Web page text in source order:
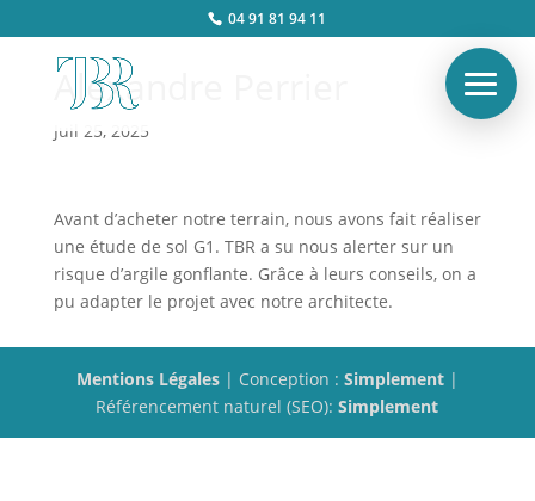
04 91 81 94 11
Alexandre Perrier
Juil 25, 2025
Avant d’acheter notre terrain, nous avons fait réaliser
une étude de sol G1. TBR a su nous alerter sur un
risque d’argile gonflante. Grâce à leurs conseils, on a
pu adapter le projet avec notre architecte.
Mentions Légales| Conception : Simplement|
Référencement naturel (SEO):Simplement